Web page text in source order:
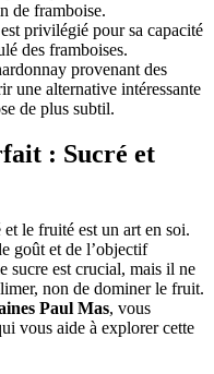
de framboise.
privilégié pour sa capacité
des framboises.
provenant des
une alternative intéressante
de plus subtil.
: Sucré et
le fruité est un art en soi.
goût et de l’objectif
sucre est crucial, mais il ne
non de dominer le fruit.
Paul Mas, vous
vous aide à explorer cette